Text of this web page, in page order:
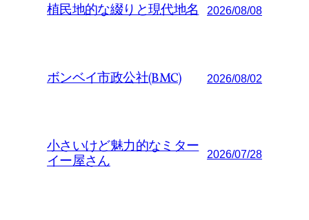
植民地的な綴りと現代地名 2026/08/08
ボンベイ市政公社(BMC) 2026/08/02
小さいけど魅力的なミター
イー屋さん
2026/07/28